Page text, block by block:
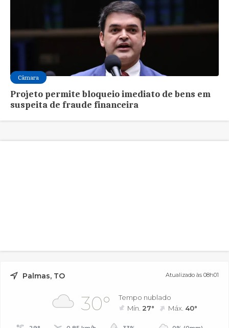
Câmara
Projeto permite bloqueio imediato de bens em
suspeita de fraude financeira
Palmas, TO Atualizado às 08h01
30°
Tempo nublado
Mín. 27° Máx. 40°